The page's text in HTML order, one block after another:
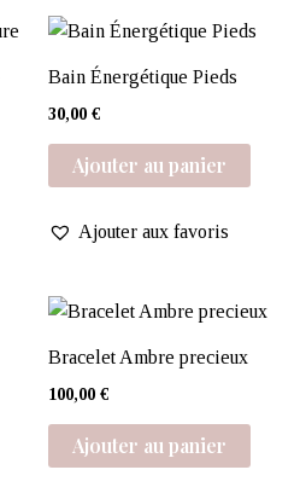
Bain Énergétique Pieds
30,00 €
Ajouter au panier
Ajouter aux favoris
Bracelet Ambre precieux
100,00 €
Ajouter au panier